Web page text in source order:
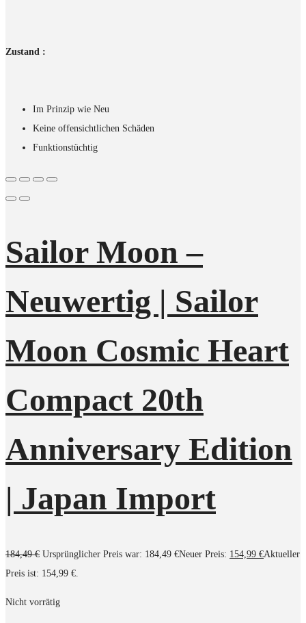
Zustand :
Im Prinzip wie Neu
Keine offensichtlichen Schäden
Funktionstüchtig
Sailor Moon –
Neuwertig | Sailor
Moon Cosmic Heart
Compact 20th
Anniversary Edition
| Japan Import
184,49€ Ursprünglicher Preis war: 184,49 €Neuer Preis: 154,99 €Aktueller
Preis ist: 154,99 €.
Nicht vorrätig